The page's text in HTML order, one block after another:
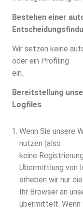
Bestehen einer
Wir setzen keine
oder ein Profiling
ein.
Bereitstellung
Logfiles
Wenn Sie unsere
nutzen (also
keine
Übermittlung von
erheben wir nur
Ihr Browser an
übermittelt. Wenn